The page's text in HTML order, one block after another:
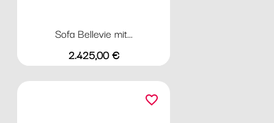
Sofa Bellevie mit...
Preis
2.425,00 €
favorite_border